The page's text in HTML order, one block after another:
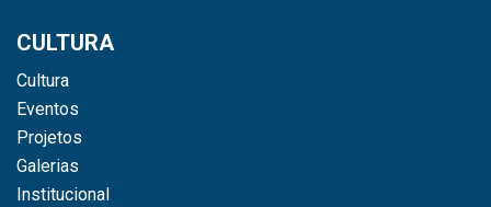
CULTURA
Cultura
Eventos
Projetos
Galerias
Institucional